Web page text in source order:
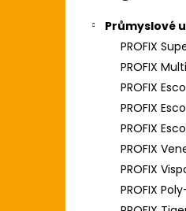
kategorie
Průmyslové
PROFIX
PROFIX Multi
PROFIX
PROFIX
PROFIX
PROFIX
PROFIX
PROFIX
SCOTT
2 595 Kč
Původně: 2 626